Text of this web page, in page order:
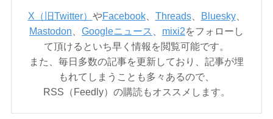
X（旧Twitter） やFacebook、 Threads、 Bluesky、
Mastodon
Googleニュース mixi2をフォローし
て頂けるといち早く情報を閲覧可能です。
また、毎日多数の記事を更新しており、記事が埋
もれてしまうことも多々あるので、
RSS（Feedly）の購読もオススメします。